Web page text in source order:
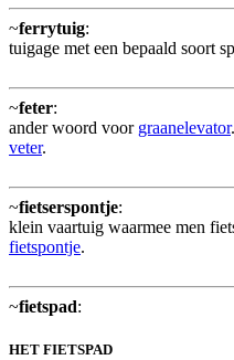
~ferrytuig:
tuigage met een bepaald soort
~feter:
ander woord voor graanelevator
veter.
~fietserspontje:
klein vaartuig waarmee men
fietspontje.
~fietspad:
HET FIETSPAD